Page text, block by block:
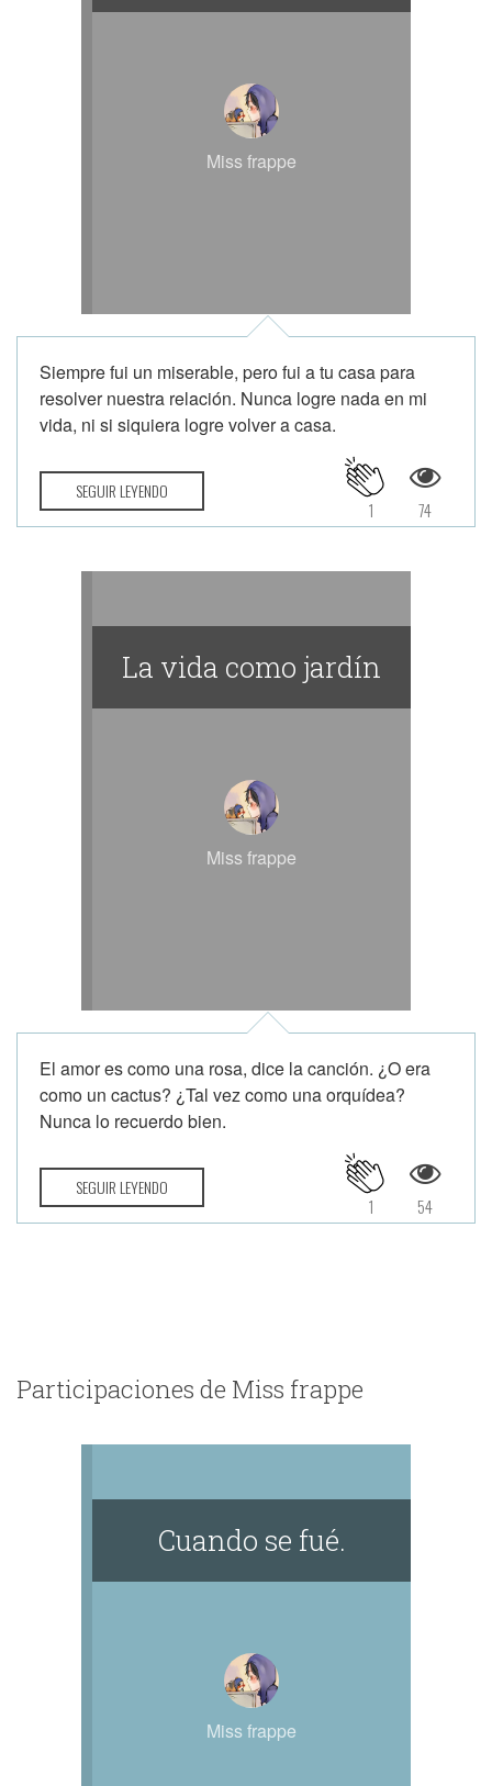
Miss frappe
Siempre fui un miserable, pero fui a tu casa para
resolver nuestra relación. Nunca logre nada en mi
vida, ni si siquiera logre volver a casa.
SEGUIR LEYENDO
74
1
La vida como jardín
Miss frappe
El amor es como una rosa, dice la canción. ¿O era
como un cactus? ¿Tal vez como una orquídea?
Nunca lo recuerdo bien.
SEGUIR LEYENDO
54
1
Participaciones de Miss frappe
Cuando se fué.
Miss frappe